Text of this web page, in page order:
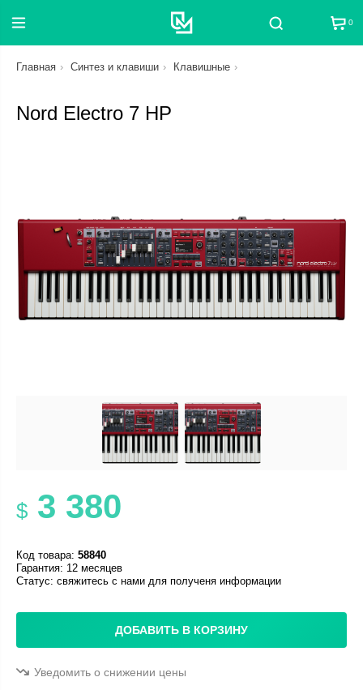
Поиск 0
Главная Синтез и клавиши Клавишные
Nord Electro 7 HP
$ 3 380
Код товара: 58840
Гарантия: 12 месяцев
Статус: свяжитесь с нами для полученя информации
ДОБАВИТЬ В КОРЗИНУ
Уведомить о снижении цены